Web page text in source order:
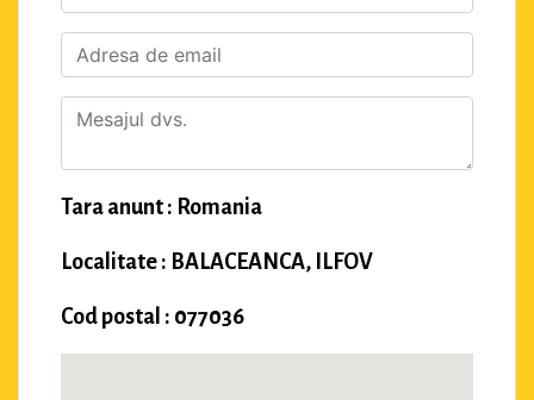
Tara anunt : Romania
Localitate : BALACEANCA, ILFOV
Cod postal : 077036